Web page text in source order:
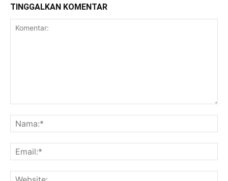
TINGGALKAN KOMENTAR